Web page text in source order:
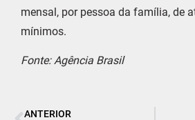
mensal, por pessoa da família, de
mínimos.
Fonte: Agência Brasil
ANTERIOR